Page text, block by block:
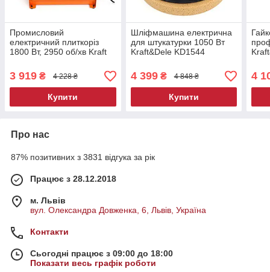
Промисловий
електричний плиткоріз
1800 Вт, 2950 об/хв Kraft
електричний
3 919 ₴ 4 228 ₴
Купити
Шліфмашина електрична
для штукатурки 1050 Вт
Kraft&Dele KD1544
для гіпсу
4 399₴ 4 848 ₴
Купити
4
Про нас
87% позитивних з 3831 відгука за рік
Працює з 28.12.2018
м. Львів
вул. Олександра Довженка, 6, Львів, Україна
Контакти
Сьогодні працює з 09:00 до 18:00
Показати весь графік роботи